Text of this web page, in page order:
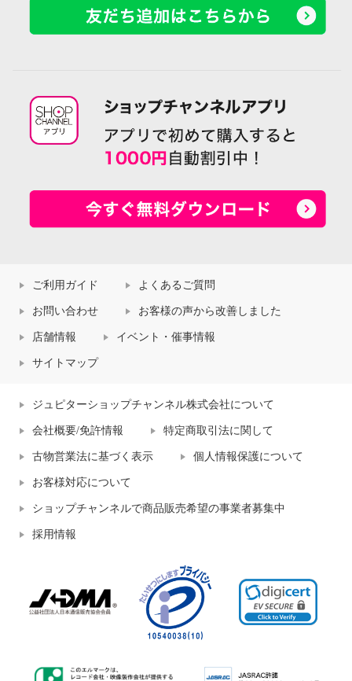
ご利用ガイド よくあるご質問
お問い合わせ お客様の声から改善しました
店舗情報 イベント・催事情報
サイトマップ
ジュピターショップチャンネル株式会社について
会社概要/免許情報 特定商取引法に関して
古物営業法に基づく表示 個人情報保護について
お客様対応について
ショップチャンネルで商品販売希望の事業者募集中
採用情報